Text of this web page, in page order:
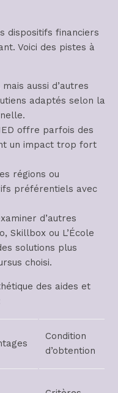
dispositifs financiers
Voici des pistes à
mais aussi d’autres
adaptés selon la
offre parfois des
un impact trop fort
régions ou
préférentiels avec
d’autres
Skillbox ou L’École
solutions plus
choisi.
des aides et
Condition
d’obtention